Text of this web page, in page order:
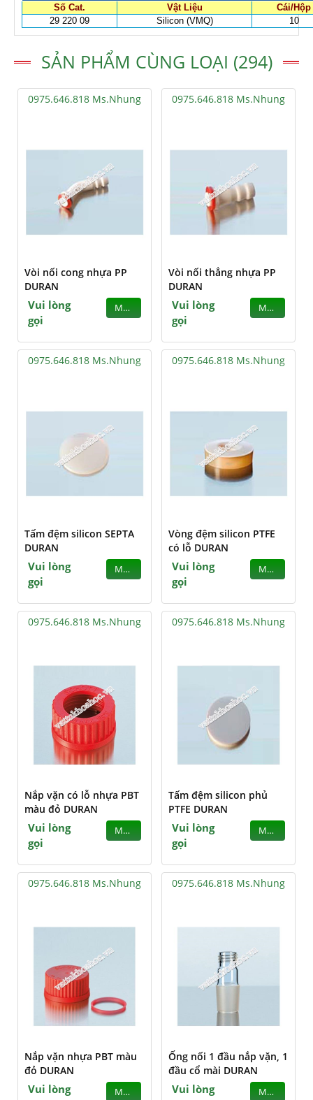
Số Cat.
Vật Liệu
Cái/Hộp
29 220 09
Silicon (VMQ) 10
SẢN PHẨM CÙNG LOẠI (294)
0975.646.818 Ms.Nhung
Vòi nối cong nhựa PP
DURAN
Vui lòng
gọi
MUA
0975.646.818 Ms.Nhung
Vòi nối thẳng nhựa PP
DURAN
Vui lòng
gọi
MUA
0975.646.818 Ms.Nhung
Tấm đệm silicon SEPTA
DURAN
Vui lòng
gọi
MUA
0975.646.818 Ms.Nhung
Vòng đệm silicon PTFE
có lỗ DURAN
Vui lòng
gọi
MUA
0975.646.818 Ms.Nhung
Nắp vặn có lỗ nhựa PBT
màu đỏ DURAN
Vui lòng
gọi
MUA
0975.646.818 Ms.Nhung
Tấm đệm silicon phủ
PTFE DURAN
Vui lòng
gọi
MUA
0975.646.818 Ms.Nhung
Nắp vặn nhựa PBT màu
đỏ DURAN
Vui lòng
MUA
0975.646.818 Ms.Nhung
Ống nối 1 đầu nắp vặn, 1
đầu cổ mài DURAN
Vui lòng
MUA